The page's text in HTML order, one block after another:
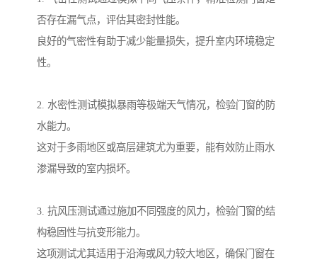
否存在漏气点，评估其密封性能。
良好的气密性有助于减少能量损失，提升室内环境稳定
性。
2. 水密性测试模拟暴雨等极端天气情况，检验门窗的防
水能力。
这对于多雨地区或高层建筑尤为重要，能有效防止雨水
渗漏导致的室内损坏。
3. 抗风压测试通过施加不同强度的风力，检验门窗的结
构稳固性与抗变形能力。
这项测试尤其适用于沿海或风力较大地区，确保门窗在